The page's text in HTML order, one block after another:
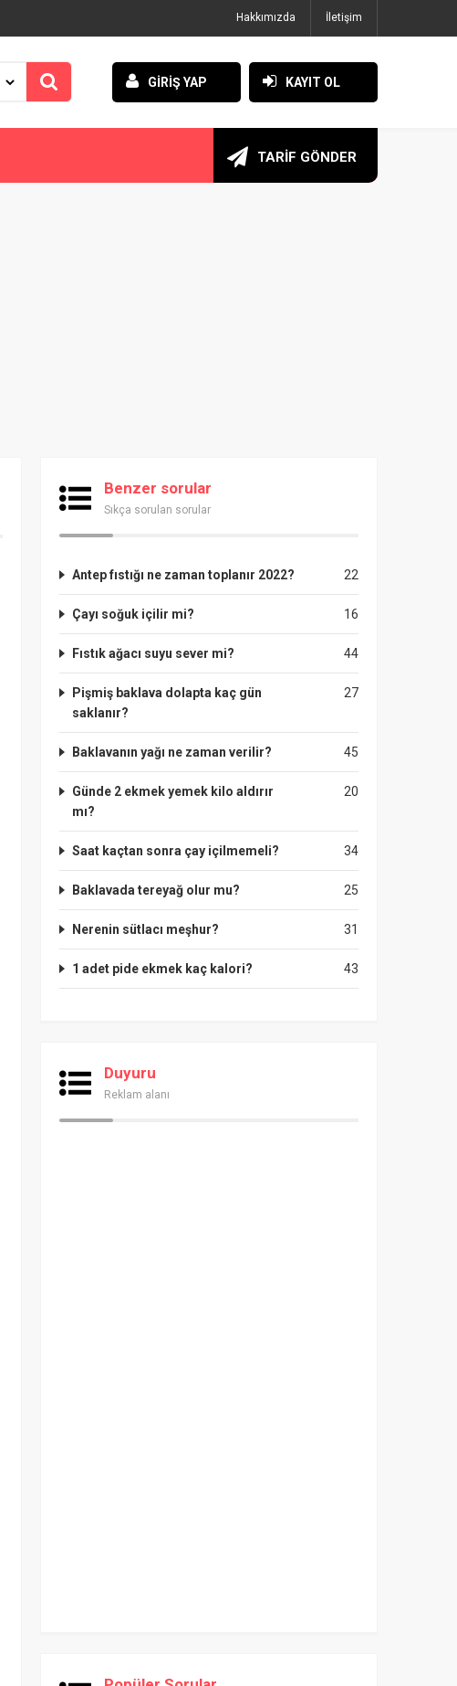
Hakkımızda İletişim
GİRİŞ YAP KAYIT OL
TARİF GÖNDER
Benzer sorular
Sıkça sorulan sorular
22
Antep fıstığı ne zaman toplanır 2022?
16
Çayı soğuk içilir mi?
44
Fıstık ağacı suyu sever mi?
27
Pişmiş baklava dolapta kaç gün
saklanır?
45
Baklavanın yağı ne zaman verilir?
20
Günde 2 ekmek yemek kilo aldırır
mı?
34
Saat kaçtan sonra çay içilmemeli?
25
Baklavada tereyağ olur mu?
31
Nerenin sütlacı meşhur?
43
1 adet pide ekmek kaç kalori?
Duyuru
Reklam alanı